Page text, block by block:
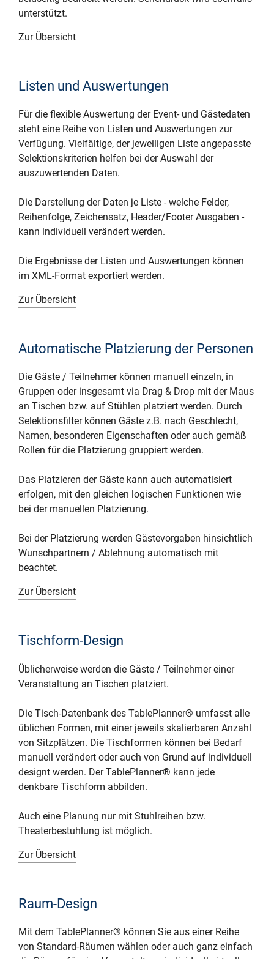
unterstützt.
Zur Übersicht
Listen und Auswertungen
Für die flexible Auswertung der Event- und Gästedaten
steht eine Reihe von Listen und Auswertungen zur
Verfügung. Vielfältige, der jeweiligen Liste angepasste
Selektionskriterien helfen bei der Auswahl der
auszuwertenden Daten.
Die Darstellung der Daten je Liste - welche Felder,
Reihenfolge, Zeichensatz, Header/Footer Ausgaben -
kann individuell verändert werden.
Die Ergebnisse der Listen und Auswertungen können
im XML-Format exportiert werden.
Zur Übersicht
Automatische Platzierung der Personen
Die Gäste / Teilnehmer können manuell einzeln, in
Gruppen oder insgesamt via Drag & Drop mit der Maus
an Tischen bzw. auf Stühlen platziert werden. Durch
Selektionsfilter können Gäste z.B. nach Geschlecht,
Namen, besonderen Eigenschaften oder auch gemäß
Rollen für die Platzierung gruppiert werden.
Das Platzieren der Gäste kann auch automatisiert
erfolgen, mit den gleichen logischen Funktionen wie
bei der manuellen Platzierung.
Bei der Platzierung werden Gästevorgaben hinsichtlich
Wunschpartnern / Ablehnung automatisch mit
beachtet.
Zur Übersicht
Tischform-Design
Üblicherweise werden die Gäste / Teilnehmer einer
Veranstaltung an Tischen platziert.
Die Tisch-Datenbank des TablePlanner® umfasst alle
üblichen Formen, mit einer jeweils skalierbaren Anzahl
von Sitzplätzen. Die Tischformen können bei Bedarf
manuell verändert oder auch von Grund auf individuell
designt werden. Der TablePlanner® kann jede
denkbare Tischform abbilden.
Auch eine Planung nur mit Stuhlreihen bzw.
Theaterbestuhlung ist möglich.
Zur Übersicht
Raum-Design
Mit dem TablePlanner® können Sie aus einer Reihe
von Standard-Räumen wählen oder auch ganz einfach